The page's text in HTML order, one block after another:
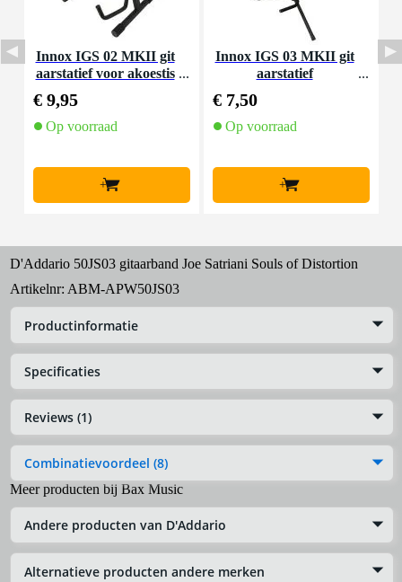
Innox IGS 02 MKII git
aarstatief voor akoestis
€ 9,95
Op voorraad
+
Innox IGS 03 MKII git
aarstatief
€ 7,50
Op voorraad
+
D'Addario 50JS03 gitaarband Joe Satriani Souls of Distortion
Artikelnr: ABM-APW50JS03
Productinformatie
Specificaties
Reviews (1)
Combinatievoordeel (8)
Meer producten bij Bax Music
Andere producten van D'Addario
Alternatieve producten andere merken